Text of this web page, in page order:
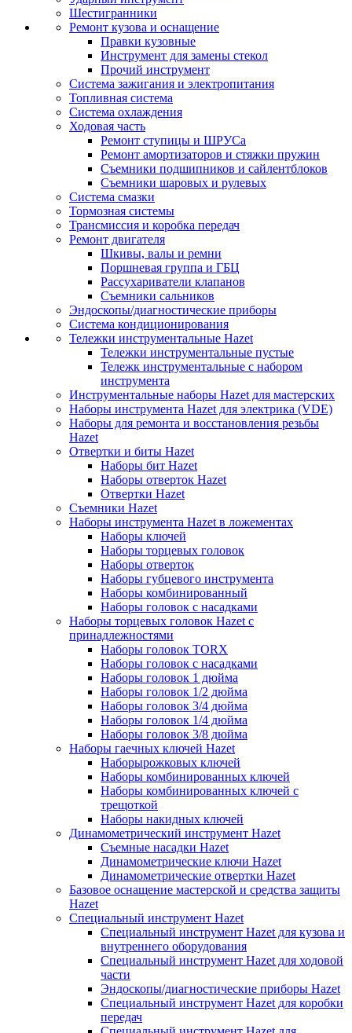
Шестигранники
Ремонт кузова и оснащение
Правки кузовные
Инструмент для замены стекол
Прочий инструмент
Система зажигания и электропитания
Топливная система
Система охлаждения
Ходовая часть
Ремонт ступицы и ШРУСа
Ремонт амортизаторов и стяжки пружин
Съемники подшипников и сайлентблоков
Съемники шаровых и рулевых
Система смазки
Тормозная системы
Трансмиссия и коробка передач
Ремонт двигателя
Шкивы, валы и ремни
Поршневая группа и ГБЦ
Рассухариватели клапанов
Съемники сальников
Эндоскопы/диагностические приборы
Система кондиционирования
Тележки инструментальные Hazet
Тележки инструментальные пустые
Тележк инструментальные с набором
инструмента
Инструментальные наборы Hazet для мастерских
Наборы инструмента Hazet для электрика (VDE)
Наборы для ремонта и восстановления резьбы
Hazet
Отвертки и биты Hazet
Наборы бит Hazet
Наборы отверток Hazet
Отвертки Hazet
Съемники Hazet
Наборы инструмента Hazet в ложементах
Наборы ключей
Наборы торцевых головок
Наборы отверток
Наборы губцевого инструмента
Наборы комбинированный
Наборы головок с насадками
Наборы торцевых головок Hazet с
принадлежностями
Наборы головок TORX
Наборы головок с насадками
Наборы головок 1 дюйма
Наборы головок 1/2 дюйма
Наборы головок 3/4 дюйма
Наборы головок 1/4 дюйма
Наборы головок 3/8 дюйма
Наборы гаечных ключей Hazet
Наборырожковых ключей
Наборы комбинированных ключей
Наборы комбинированных ключей с
трещоткой
Наборы накидных ключей
Динамометрический инструмент Hazet
Съемные насадки Hazet
Динамометрические ключи Hazet
Динамометрические отвертки Hazet
Базовое оснащение мастерской и средства защиты
Hazet
Специальный инструмент Hazet
Специальный инструмент Hazet для кузова и
внутреннего оборудования
Специальный инструмент Hazet для ходовой
части
Эндоскопы/диагностические приборы Hazet
Специальный инструмент Hazet для коробки
передач